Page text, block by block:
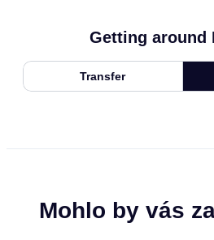
Getting around
Transfer
Mohlo by vás